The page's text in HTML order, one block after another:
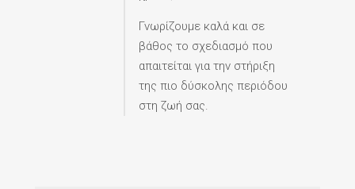
Γνωρίζουμε καλά και σε
βάθος το σχεδιασμό που
απαιτείται για την στήριξη
της πιο δύσκολης περιόδου
στη ζωή σας.